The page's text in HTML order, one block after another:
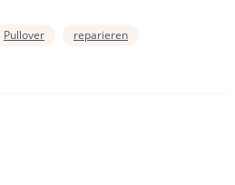
Pullover reparieren